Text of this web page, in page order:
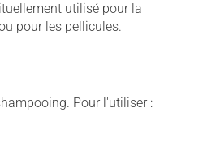
utilisé pour la
pour les pellicules.
Pour l'utiliser :